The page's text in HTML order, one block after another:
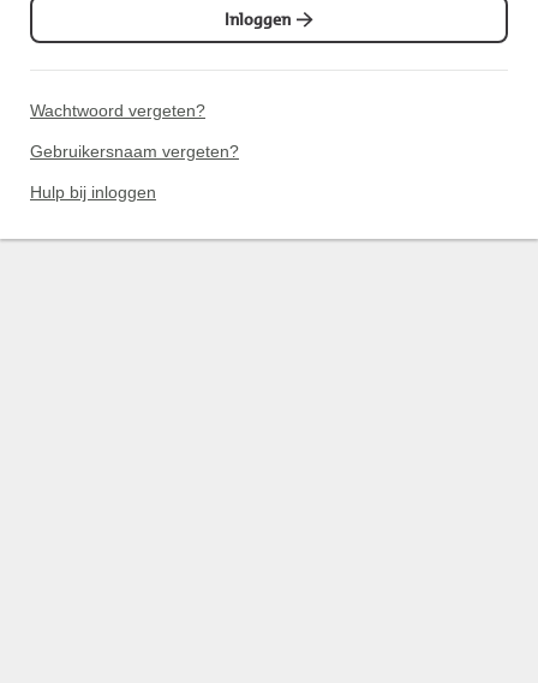
Inloggen
Wachtwoord vergeten?
Gebruikersnaam vergeten?
Hulp bij inloggen